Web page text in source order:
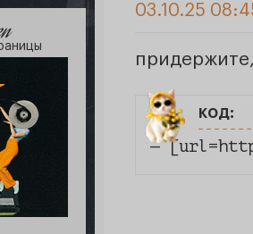
03.10.25
код:
—